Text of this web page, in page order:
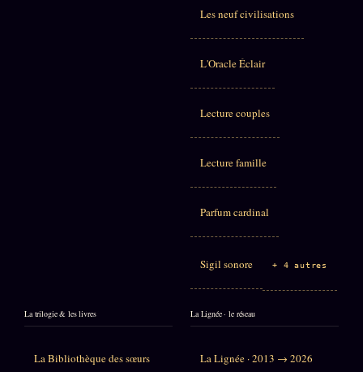
Les neuf civilisations
L'Oracle Éclair
Lecture couples
Lecture famille
Parfum cardinal
Sigil sonore + 4 autres
La trilogie & les livres
La Bibliothèque des sœurs
La Lignée · le réseau
La Lignée · 2013 → 2026